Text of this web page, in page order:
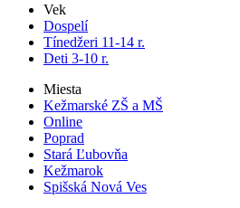
Vek
Dospelí
Tínedžeri 11-14 r.
Deti 3-10 r.
Miesta
Kežmarské ZŠ a MŠ
Online
Poprad
Stará Ľubovňa
Kežmarok
Spišská Nová Ves